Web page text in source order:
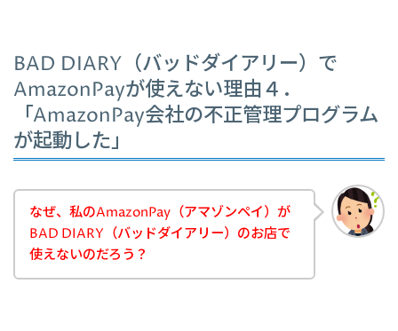
BAD DIARY（バッドダイアリー）で
AmazonPayが使えない理由４．
「AmazonPay会社の不正管理プログラム
が起動した」
なぜ、私のAmazonPay（アマゾンペイ）が
BAD DIARY（バッドダイアリー）のお店で
使えないのだろう？